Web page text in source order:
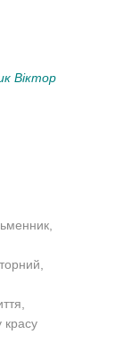
Віктор